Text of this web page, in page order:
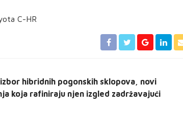
hibridnih pogonskih sklopova, novi
koja rafiniraju njen izgled zadržavajući